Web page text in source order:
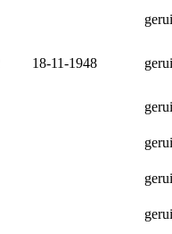
18-11-1948